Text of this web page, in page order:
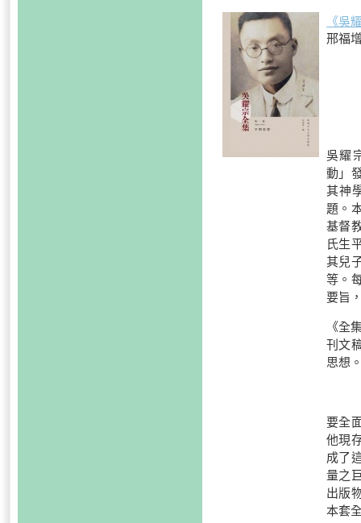
《吳
邢福
吳耀
動」
其神
題。
基督
氏生
其兒
等。
要旨
《全
刊文
思想
要全
他現
成了
量之
出版
本套